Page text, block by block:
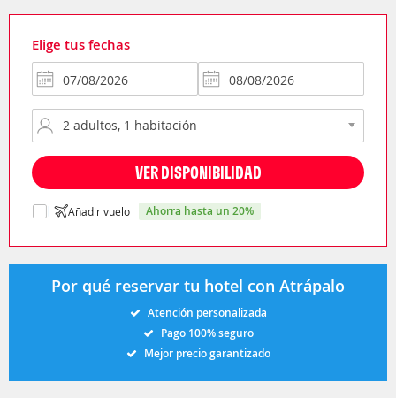
Elige tus fechas
VER DISPONIBILIDAD
Añadir vuelo ahorra hasta un 20%
Por qué reservar tu hotel con Atrápalo
Atención personalizada
Pago 100% seguro
Mejor precio garantizado